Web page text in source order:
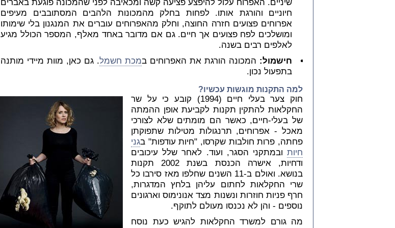
שיניים. האפרוח עלול להיפצע פציעה קשה ומכאיבה לפני שהמכונה פוגעת באברים
חיוניים והורגת אותו. לפחות בחלק מהמכונות הלהבים המסתובבים מעיפים
אפרוחים פצועים חזרה החוצה, וחלק מהאפרוחים עוברים את המנגנון בלי שימותו
ומושלכים לפח פצועים אך חיים. גם אם מדובר באחד מאלף, המספר הכולל מגיע
לאלפים רבים בשנה.
חישמול: המכונה הורגת את האפרוחים במכת חשמל. גם כאן, מוות מיידי מותנה
בתפעול נכון.
למה התקנות מוגשות עכשיו?
חוק צער בעלי חיים (1994) קובע כי על שר
החקלאות להתקין תקנות לקביעת אופן ההמתה
של בעלי-חיים, כאשר הם מומתים שלא לצורכי
מאכל - אפרוחים, תרנגולות מטילות שתפוקתן
פחתה, פרות חולבות שקרסו, "חיות עודפות" בגני
חיות ובמתקני הסגר, ועוד. לאחר שלל עיכובים
ודחיות, אישרה הכנסת בשנת 2002 תקנות
בנושא. ואולם ב-11 השנים שחלפו מאז סירבו כל
שרי החקלאות לחתום עליהן בלחץ המדגרות,
חרף פניות חוזרות ונשנות מצד אנונימוס וארגונים
נוספים - והן לא נכנסו מעולם לתוקף.
מה גורם למשרד החקלאות להגיש כעת נוסח